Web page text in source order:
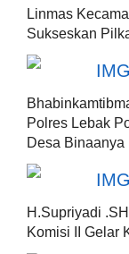
Linmas
Sukseskan
Polres Lebak
Desa Binaanya
H.Supriyadi
Komisi II Gelar